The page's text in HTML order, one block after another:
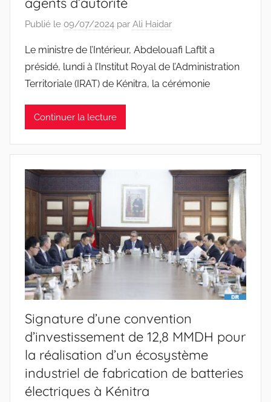
Publié le 09/07/2024 par Ali Haidar
Le ministre de l’Intérieur, Abdelouafi Laftit a
présidé, lundi à l’Institut Royal de l’Administration
Territoriale (IRAT) de Kénitra, la cérémonie
Continuer la lecture
Signature d’une convention
d’investissement de 12,8 MMDH pour
la réalisation d’un écosystème
industriel de fabrication de batteries
électriques à Kénitra